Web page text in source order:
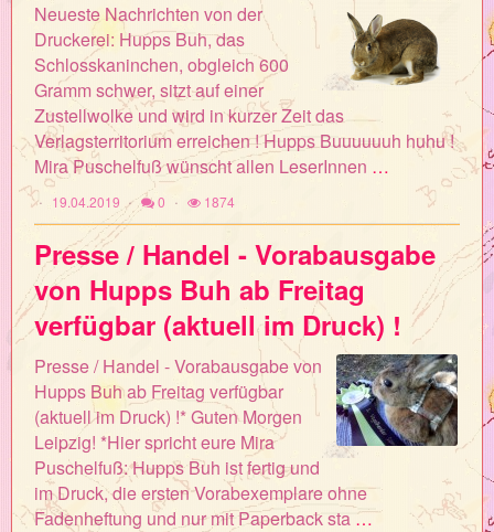
Neueste Nachrichten von der
Druckerei: Hupps Buh, das
Schlosskaninchen, obgleich 600
Gramm schwer, sitzt auf einer
Zustellwolke und wird in kurzer Zeit das
Verlagsterritorium erreichen ! Hupps Buuuuuuh huhu !
Mira Puschelfuß wünscht allen LeserInnen …
19.04.2019 0 1874
Presse / Handel - Vorabausgabe
von Hupps Buh ab Freitag
verfügbar (aktuell im Druck) !
Presse / Handel - Vorabausgabe von
Hupps Buh ab Freitag verfügbar
(aktuell im Druck) !* Guten Morgen
Leipzig! *Hier spricht eure Mira
Puschelfuß: Hupps Buh ist fertig und
im Druck, die ersten Vorabexemplare ohne
Fadenheftung und nur mit Paperback sta …